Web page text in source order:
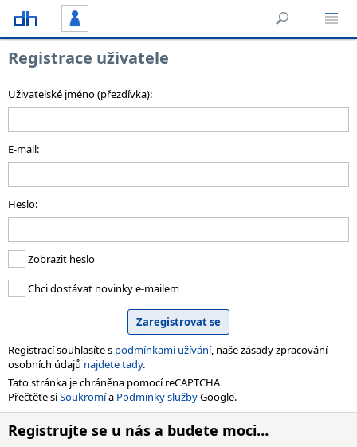
Registrace uživatele
Uživatelské jméno (přezdívka):
E-mail:
Heslo:
Zobrazit heslo
Chci dostávat novinky e-mailem
Registrací souhlasíte s podmínkami užívání, naše zásady zpracování
osobních údajů najdete tady.
Tato stránka je chráněna pomocí reCAPTCHA
Přečtěte siSoukromía Podmínky službyGoogle.
Registrujte se u nás a budete moci…